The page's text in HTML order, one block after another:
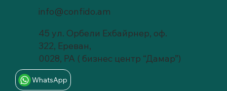
WhatsApp
45 ул. Орбели Ехбайрнер, оф.
322, Ереван,
0028, РА ( бизнес центр “Дамар”)
info@confido.am